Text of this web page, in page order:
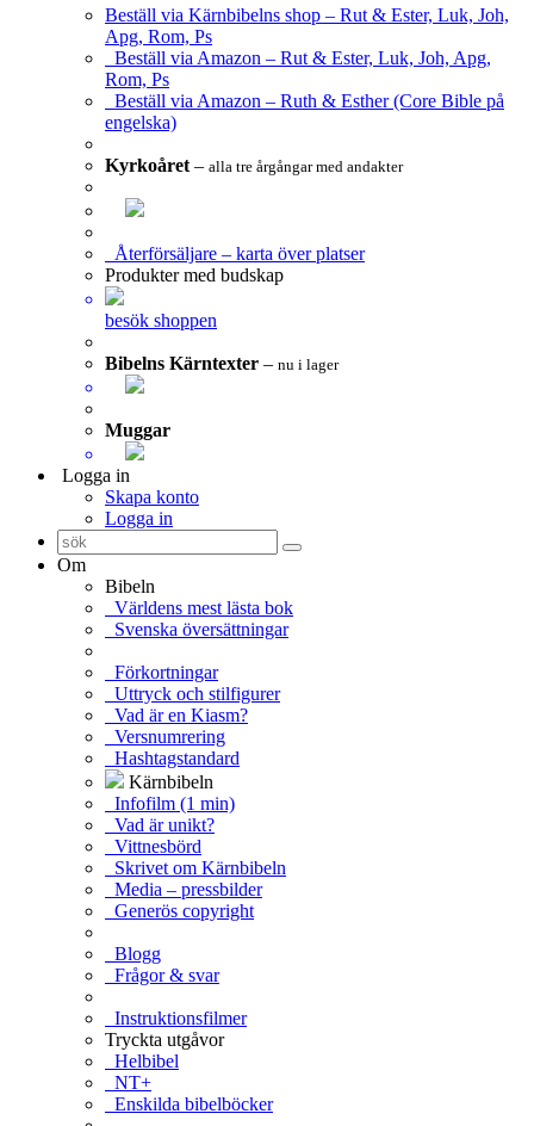
Beställ via Kärnbibelns shop – Rut & Ester, Luk, Joh,
Apg, Rom, Ps
Beställ via Amazon – Rut & Ester, Luk, Joh, Apg,
Rom, Ps
Beställ via Amazon – Ruth & Esther (Core Bible på
engelska)
Kyrkoåret – alla tre årgångar med andakter
Återförsäljare – karta över platser
Produkter med budskap
besök shoppen
Bibelns Kärntexter – nu i lager
Muggar
Logga in
Skapa konto
Logga in
Om
Bibeln
Världens mest lästa bok
Svenska översättningar
Förkortningar
Uttryck och stilfigurer
Vad är en Kiasm?
Versnumrering
Hashtagstandard
Kärnbibeln
Infofilm (1 min)
Vad är unikt?
Vittnesbörd
Skrivet om Kärnbibeln
Media – pressbilder
Generös copyright
Blogg
Frågor & svar
Instruktionsfilmer
Tryckta utgåvor
Helbibel
NT+
Enskilda bibelböcker